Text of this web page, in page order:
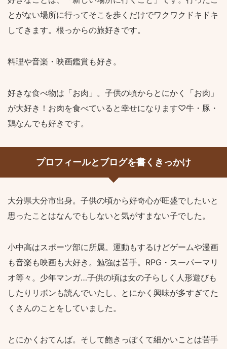
とがない場所に行ってそこを歩くだけでワクワクドキドキ
してきます。根っからの旅好きです。
料理や音楽・映画鑑賞も好き。
好きな食べ物は「お肉」。子供の頃からとにかく「お肉」
が大好き！お肉を食べていると幸せになります♡牛・豚・
鶏なんでも好きです。
プロフィールとブログを書くきっかけ
大分県大分市出身。子供の頃から好奇心が旺盛でしたいと
思ったことはなんでもしないと気がすまない子でした。
小中高はスポーツ部に所属。運動もするけどゲームや漫画
も音楽も映画も大好き。勉強は苦手。RPG・スーパーマリ
オ等々。少年マンガ…子供の頃は女の子らしく人形遊びも
したりリボンも読んでいたし、とにかく興味が多すぎてた
くさんのことをしていました。
とにかくおてんば。そして飽きっぽくて細かいことは苦手